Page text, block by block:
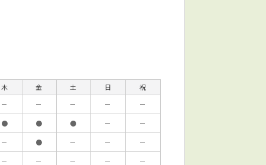
木 金 土 日
祝
－ － － －
－
● ● ● －
－
－ ● － －
－
－ － － － －